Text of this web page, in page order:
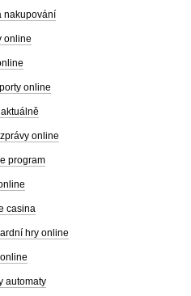
nakupování
online
online
online
program
casina
hry online
automaty